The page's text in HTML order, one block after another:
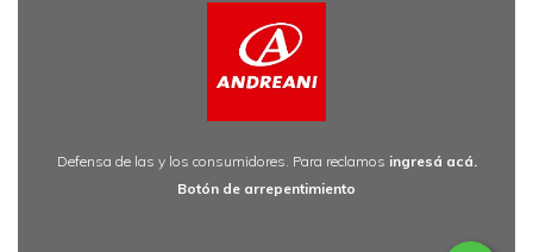
Defensa de las y los consumidores. Para reclamos ingresá acá.
Botón de arrepentimiento